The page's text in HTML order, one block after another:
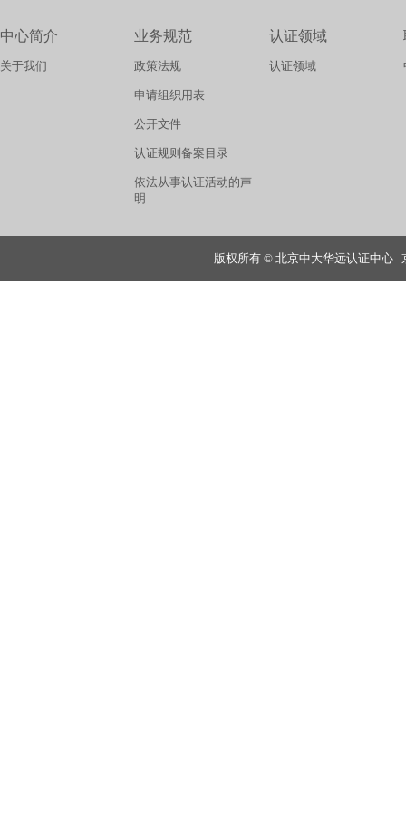
中心简介
关于我们
业务规范
政策法规
申请组织用表
公开文件
认证规则备案目录
依法从事认证活动的声
明
认证领域
认证领域
版权所有 © 北京中大华远认证中心